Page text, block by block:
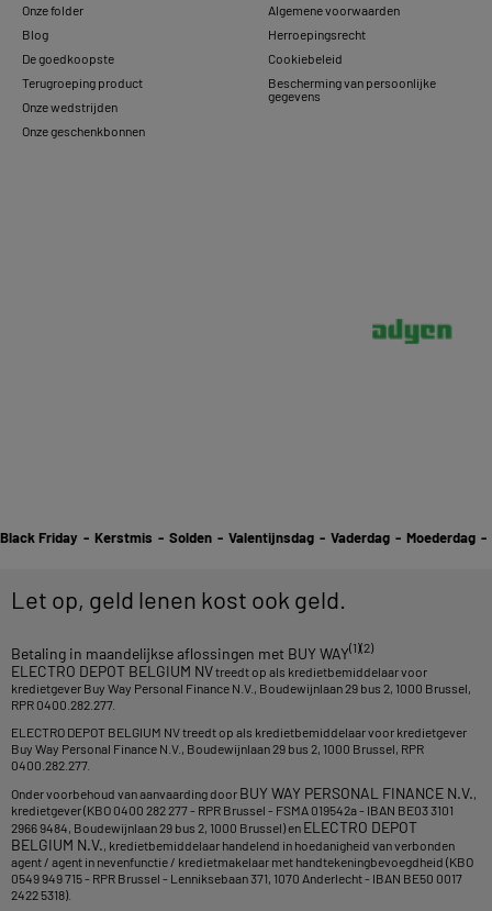
Onze folder
Blog
De goedkoopste
Terugroeping product
Onze wedstrijden
Onze geschenkbonnen
Algemene voorwaarden
Herroepingsrecht
Cookiebeleid
Bescherming van persoonlijke
gegevens
Black Friday - Kerstmis - Solden - Valentijnsdag - Vaderdag - Moederdag -
Let op, geld lenen kost ook geld.
Betaling in maandelijkse aflossingen met BUY WAY(1)(2)
ELECTRO DEPOT BELGIUM NVtreedt op als kredietbemiddelaar voor
kredietgever Buy Way Personal Finance N.V., Boudewijnlaan 29 bus 2, 1000 Brussel,
RPR 0400.282.277.
ELECTRO DEPOT BELGIUM NV treedt op als kredietbemiddelaar voor kredietgever
Buy Way Personal Finance N.V., Boudewijnlaan 29 bus 2, 1000 Brussel, RPR
0400.282.277.
Onder voorbehoud van aanvaarding door BUY WAY PERSONAL FINANCE N.V.,
kredietgever (KBO 0400 282 277 - RPR Brussel - FSMA 019542a - IBAN BE03 3101
2966 9484, Boudewijnlaan 29 bus 2, 1000 Brussel) en ELECTRO DEPOT
BELGIUM N.V., kredietbemiddelaar handelend in hoedanigheid van verbonden
agent / agent in nevenfunctie / kredietmakelaar met handtekeningbevoegdheid (KBO
0549 949 715 - RPR Brussel - Lenniksebaan 371, 1070 Anderlecht - IBAN BE50 0017
2422 5318).